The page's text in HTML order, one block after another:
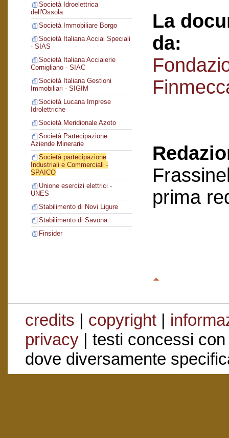
Società Idroelettrica
dell'Ossola
Società Immobiliare Borgo
Società Italiana Acciai Speciali
- SIAS
Società Italiana Acciaierie
Cornigliano - SIAC
Società Italiana Gestioni
Immobiliari - SIGIM
Società Lucana Imprese
Idrolettriche
Società Meridionale Azoto
Società Partecipazione
Aziende Minerarie
Società partecipazione
Industriali e Commerciali -
SPAICO
Unione esercizi elettrici -
UNES
Stabilimento di Novi Ligure
Stabilimento di Savona
Finsider
La
da:
prima
credits | copyright|
privacy| testi concessi
dove diversamente